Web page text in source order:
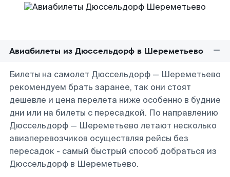
Авиабилеты из Дюссельдорф в Шереметьево
Билеты на самолет Дюссельдорф — Шереметьево
рекомендуем брать заранее, так они стоят
дешевле и цена перелета ниже особенно в будние
дни или на билеты с пересадкой. По направлению
Дюссельдорф — Шереметьево летают несколько
авиаперевозчиков осуществляя рейсы без
пересадок - самый быстрый способ добраться из
Дюссельдорф в Шереметьево.